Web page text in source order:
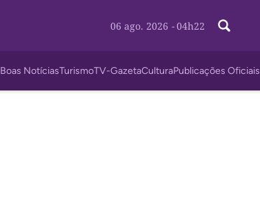
06 ago. 2026 - 04h22
Boas NotíciasTurismoTV-GazetaCulturaPublicações Oficiais